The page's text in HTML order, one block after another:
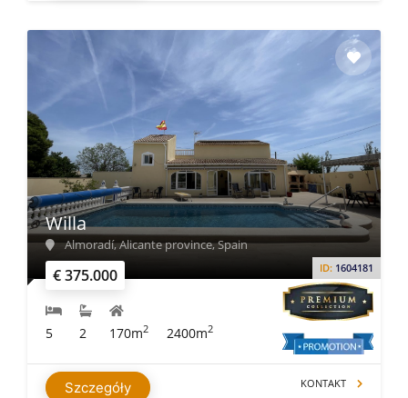
€ 375.000 ID: 1604181
Willa
Almoradí, Alicante province, Spain
5 2 170m2 2400m2
Szczegóły KONTAKT